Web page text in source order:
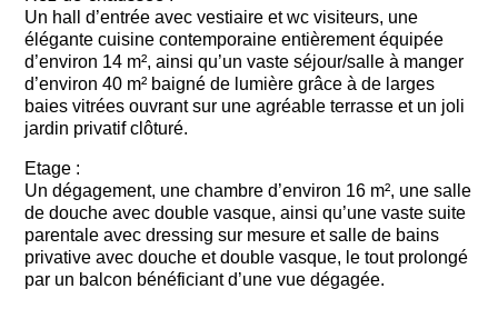
Un hall d’entrée avec vestiaire et wc visiteurs, une
élégante cuisine contemporaine entièrement équipée
d’environ 14 m², ainsi qu’un vaste séjour/salle à manger
d’environ 40 m² baigné de lumière grâce à de larges
baies vitrées ouvrant sur une agréable terrasse et un joli
jardin privatif clôturé.
Etage :
Un dégagement, une chambre d’environ 16 m², une salle
de douche avec double vasque, ainsi qu’une vaste suite
parentale avec dressing sur mesure et salle de bains
privative avec douche et double vasque, le tout prolongé
par un balcon bénéficiant d’une vue dégagée.